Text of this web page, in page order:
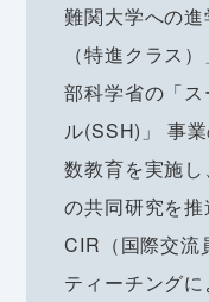
難関大学への
（特進クラス
部科学省の「
ル(SSH)」 事
数教育を実施
の共同研究を
CIR（国際交流
ティーチング